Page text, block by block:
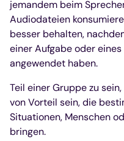
jemandem beim
Audiodateien
besser behalten,
einer Aufgabe oder
angewendet haben.
Teil einer Gruppe zu
von Vorteil sein, die
Situationen, Menschen
bringen.